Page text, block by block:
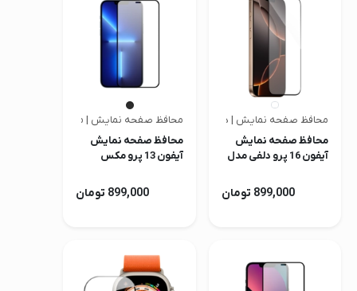
محافظ صفحه نمایش | دلفی
محافظ صفحه نمایش
آیفون 16 پرو دلفی مدل
899,000 تومان
محافظ صفحه نمایش | متفرقه
محافظ صفحه نمایش
آیفون 13 پرو مکس
899,000 تومان